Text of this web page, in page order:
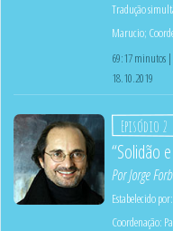
Tradução
Marucio;
69:17 minutos |
18.10.2019
Episódio 2
“Solidão
PorJorge
Estabelecido por:
Coordenação: